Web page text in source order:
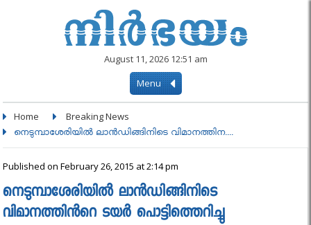
August 11, 2026 12:51 am
Menu
Home Breaking News
നെടുമ്പാശേരിയിൽ ലാൻഡിങ്ങിനിടെ വിമാനത്തിന....
Published on February 26, 2015 at 2:14 pm
നെടുമ്പാശേരിയിൽ ലാൻഡിങ്ങിനിടെ
വിമാനത്തിന്‍റെ ടയർ പൊട്ടിത്തെറിച്ചു